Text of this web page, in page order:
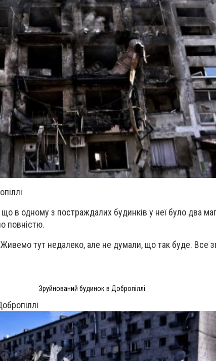
що в одному з постраждалих будинків у неї було два
повністю.
тут недалеко, але не думали, що так буде. Все
Зруйнований будинок в Добропіллі